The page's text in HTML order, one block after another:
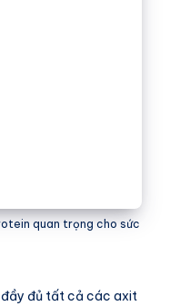
quan trọng cho sức
đủ tất cả các axit